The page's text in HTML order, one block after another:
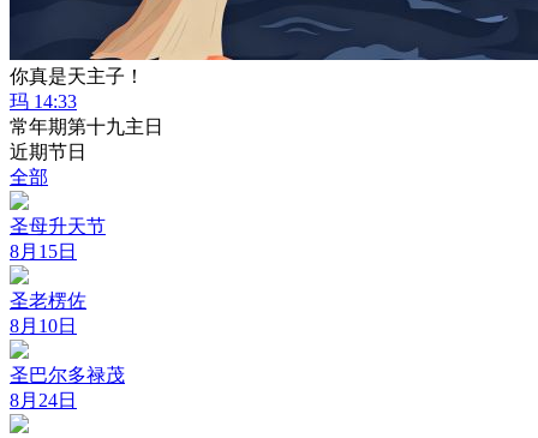
你真是天主子！
玛 14:33
常年期第十九主日
近期节日
全部
圣母升天节
8月15日
圣老楞佐
8月10日
圣巴尔多禄茂
8月24日